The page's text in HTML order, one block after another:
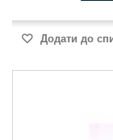
Додати до